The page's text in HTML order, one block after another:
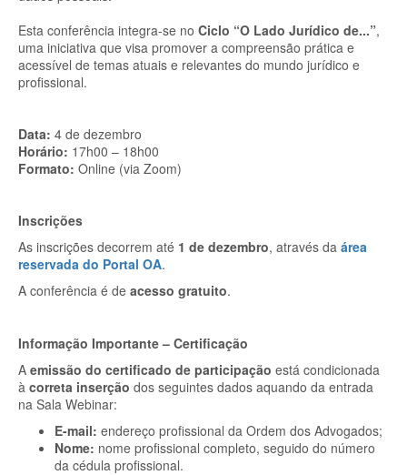
Esta conferência integra-se no Ciclo “O Lado Jurídico de...”,
uma iniciativa que visa promover a compreensão prática e
acessível de temas atuais e relevantes do mundo jurídico e
profissional.
Data: 4 de dezembro
Horário: 17h00 – 18h00
Formato: Online (via Zoom)
Inscrições
As inscrições decorrem até 1 de dezembro, através da área
reservada do Portal OA.
A conferência é de acesso gratuito.
Informação Importante – Certificação
A emissão do certificado de participação está condicionada
à correta inserção dos seguintes dados aquando da entrada
na Sala Webinar:
E-mail: endereço profissional da Ordem dos Advogados;
Nome: nome profissional completo, seguido do número
da cédula profissional.